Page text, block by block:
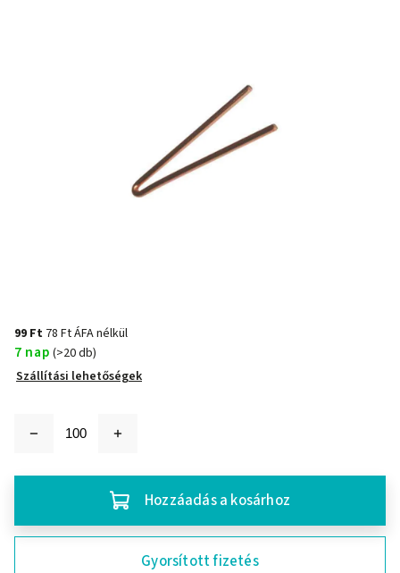
99 Ft 78 Ft ÁFA nélkül
7 nap (>20 db)
Szállítási lehetőségek
Hozzáadás a kosárhoz
Gyorsított fizetés